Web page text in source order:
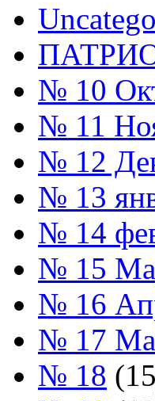
№ 10
№ 11
№ 12
№ 13
№ 14
№ 15
№ 16
№ 17
№ 18